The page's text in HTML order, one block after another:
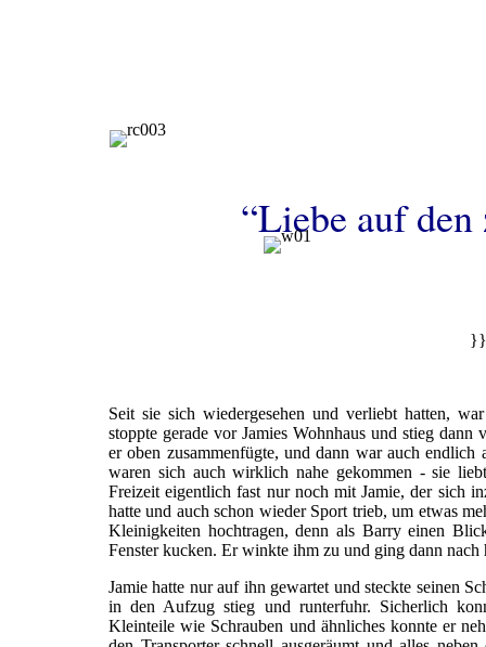
“Liebe auf
Seit sie sich wiedergesehen und verliebt hatten,
stoppte gerade vor Jamies Wohnhaus und stieg
er oben zusammenfügte, und dann war auch
waren sich auch wirklich nahe gekommen - sie
Freizeit eigentlich fast nur noch mit Jamie, der sich
hatte und auch schon wieder Sport trieb, um etwas
Kleinigkeiten hochtragen, denn als Barry einen
Fenster kucken. Er winkte ihm zu und ging dann
Jamie hatte nur auf ihn gewartet und steckte seinen
in den Aufzug stieg und runterfuhr. Sicherlich
Kleinteile wie Schrauben und ähnliches konnte er